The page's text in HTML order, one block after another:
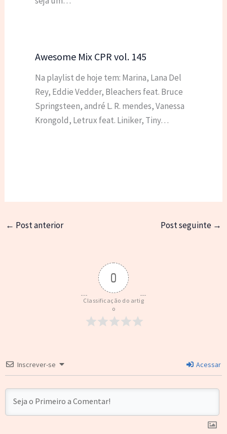
Awesome Mix CPR vol. 145
Na playlist de hoje tem: Marina, Lana Del
Rey, Eddie Vedder, Bleachers feat. Bruce
Springsteen, andré L. R. mendes, Vanessa
Krongold, Letrux feat. Liniker, Tiny…
← Post anterior Post seguinte →
0
Classificação do artig
o
Inscrever-se Acessar